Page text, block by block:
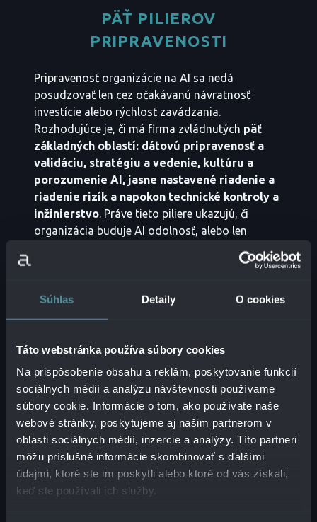
Súhlas Detaily O cookies
Táto webstránka používa súbory cookies
Na prispôsobenie obsahu a reklám, poskytovanie funkcií
sociálnych médií a analýzu návštevnosti používame
súbory cookie. Informácie o tom, ako používate naše
webové stránky, poskytujeme aj našim partnerom v
oblasti sociálnych médií, inzercie a analýzy. Títo partneri
môžu príslušné informácie skombinovať s ďalšími
údajmi, ktoré ste im poskytli alebo ktoré od vás získali,
keď ste používali ich služby.
PÄŤ PILIEROV
PRIPRAVENOSTI
Pripravenosť organizácie na AI sa nedá
posudzovať len cez očakávanú návratnosť
investície alebo rýchlosť zavádzania.
Rozhodujúce je, či má firma zvládnutých päť
základných oblastí: dátovú pripravenosť a
validáciu, stratégiu a vedenie, kultúru a
porozumenie AI, jasne nastavené riadenie a
riadenie rizík a napokon technické kontroly a
inžinierstvo. Práve tieto piliere ukazujú, či
organizácia buduje AI odolnosť, alebo len
klasifikované, presné adobre spravované dáta,
AI nemôže fungovať bezpečne.
prečo vlastne AI nasadzovať, kde má
hodnotu a ktoré oblasti majú byť prioritou
Tretí pilierpredstavujú kultúra a porozumenie
AI. Organizácia potrebuje vedieť,
čo AI dokáže
kde sú jej limitya ako ju
používať
zodpovedne naprieč rôznymi rolami.
VYPOČUJTE SI